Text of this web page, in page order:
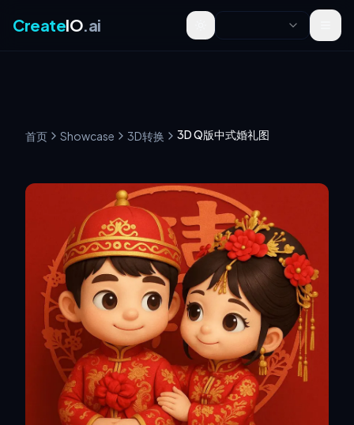
CreateIO.ai Toggle theme
首页 Showcase 3D转换 3D Q版中式婚礼图